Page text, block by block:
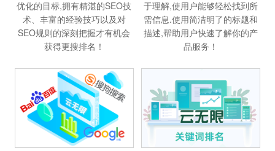
优化的目标,拥有精湛的SEO技
术、丰富的经验技巧以及对
SEO规则的深刻把握才有机会
获得更搜排名！
于理解,使用户能够轻松找到所
需信息.使用简洁明了的标题和
描述,帮助用户快速了解你的产
品服务！